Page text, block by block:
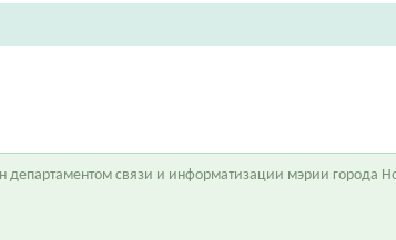
департаментом связи и информатизации мэрии города